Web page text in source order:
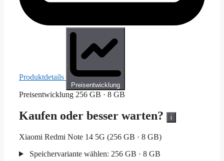
Produktdetails
Preisentwicklung
Preisentwicklung 256 GB · 8 GB
Kaufen oder besser warten? i
Xiaomi Redmi Note 14 5G (256 GB · 8 GB)
Speichervariante wählen: 256 GB · 8 GB